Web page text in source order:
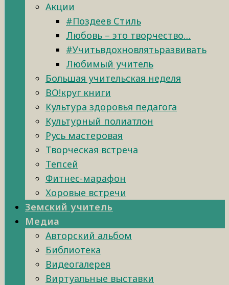
Акции
#Поздеев Стиль
Любовь – это творчество…
#Учитьвдохновлятьразвивать
Любимый учитель
Большая учительская неделя
ВО!круг книги
Культура здоровья педагога
Культурный полиатлон
Русь мастеровая
Творческая встреча
Тепсей
Фитнес-марафон
Хоровые встречи
Земский учитель
Медиа
Авторский альбом
Библиотека
Видеогалерея
Виртуальные выставки